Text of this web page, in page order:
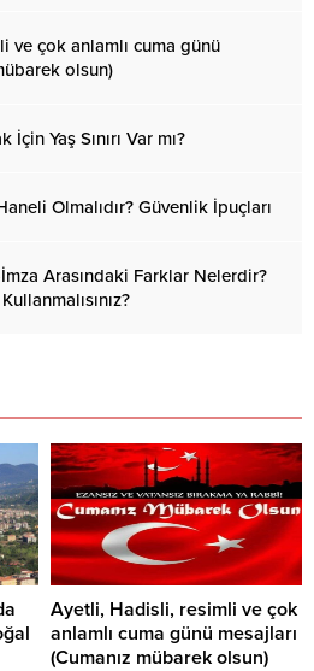
ve çok anlamlı cuma günü
olsun)
Yaş Sınırı Var mı?
Olmalıdır? Güvenlik İpuçları
Arasındaki Farklar Nelerdir?
Ayetli, Hadisli, resimli ve çok
anlamlı cuma günü mesajları
(Cumanız mübarek olsun)